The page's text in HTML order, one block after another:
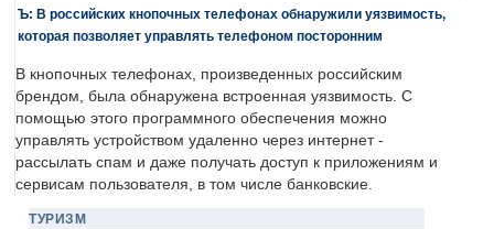
Ъ: В российских кнопочных телефонах обнаружили уязвимость,
которая позволяет управлять телефоном посторонним
В кнопочных телефонах, произведенных российским
брендом, была обнаружена встроенная уязвимость. С
помощью этого программного обеспечения можно
управлять устройством удаленно через интернет -
рассылать спам и даже получать доступ к приложениям и
сервисам пользователя, в том числе банковские.
ТУРИЗМ